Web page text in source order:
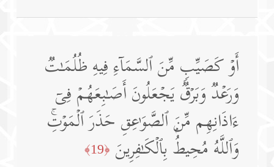
أَوۡ كَصَیِّبࣲ مِّنَ ٱلسَّمَاۤءِ فِیهِ ظُلُمَـٰتࣱ
وَرَعۡدࣱ وَبَرۡقࣱ یَجۡعَلُونَ أَصَـٰبِعَهُمۡ فِیۤ
ءَاذَانِهِم مِّنَ ٱلصَّوَ ٰ⁠عِقِ حَذَرَ ٱلۡمَوۡتِۚ
وَٱللَّهُ مُحِیطُۢ بِٱلۡكَـٰفِرِینَ ﴿19﴾